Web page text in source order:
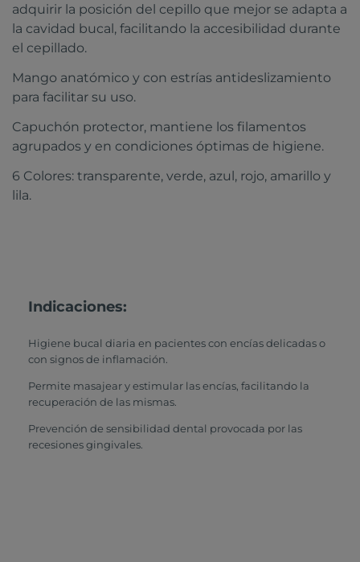
adquirir la posición del cepillo que mejor se adapta a
la cavidad bucal, facilitando la accesibilidad durante
el cepillado.
Mango anatómico y con estrías antideslizamiento
para facilitar su uso.
Capuchón protector, mantiene los filamentos
agrupados y en condiciones óptimas de higiene.
6 Colores: transparente, verde, azul, rojo, amarillo y
lila.
Indicaciones:
Higiene bucal diaria en pacientes con encías delicadas o
con signos de inflamación.
Permite masajear y estimular las encías, facilitando la
recuperación de las mismas.
Prevención de sensibilidad dental provocada por las
recesiones gingivales.